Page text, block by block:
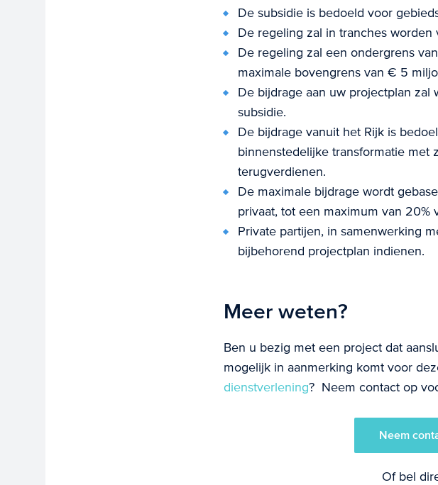
De subsidie is bedoeld voor
De regeling zal in tranches worden
De regeling zal een ondergrens
maximale bovengrens van € 5
De bijdrage aan uw projectplan
subsidie.
De bijdrage vanuit het Rijk is
binnenstedelijke transformatie met
terugverdienen.
De maximale bijdrage wordt
privaat, tot een maximum van 20%
Private partijen, in samenwerking
bijbehorend projectplan indienen.
Meer weten?
Ben u bezig met een project dat
mogelijk in aanmerking komt voor
dienstverlening? Neem contact op
Neem
Of bel